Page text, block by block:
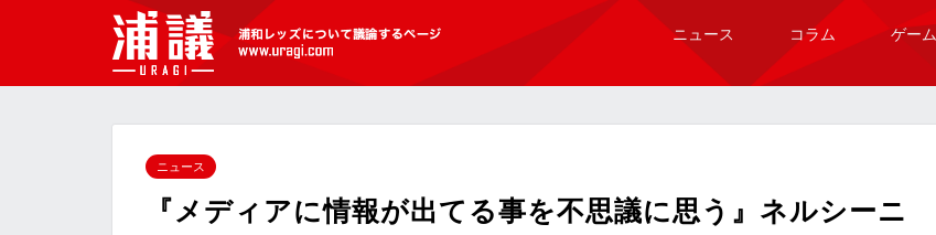
[浦議]浦和レッズについて議論するペ
ニュース コラム ゲーム
ニュース
『メディアに情報が出てる事を不思議に思う』ネルシーニ